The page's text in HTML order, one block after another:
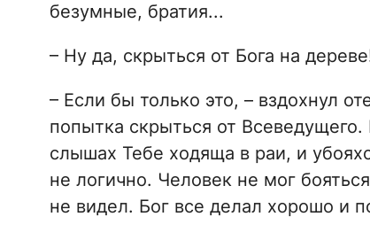
безумные, братия...
– Ну да, скрыться от Бога на
– Если бы только это, – вздохнул
попытка скрыться от
слышах Тебе ходяща в раи, и
не логично. Человек не мог
не видел. Бог все делал хорошо и